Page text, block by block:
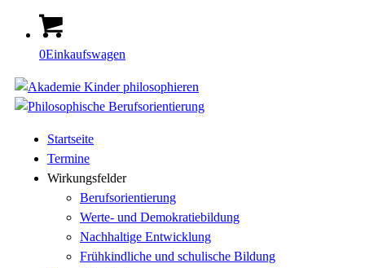
0Einkaufswagen
Startseite
Termine
Wirkungsfelder
Berufsorientierung
Werte- und Demokratiebildung
Nachhaltige Entwicklung
Frühkindliche und schulische Bildung